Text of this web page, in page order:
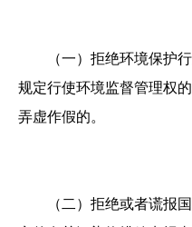
（一）拒绝环境保护
规定行使环境监督管理权
弄虚作假的。
（二）拒绝或者谎报